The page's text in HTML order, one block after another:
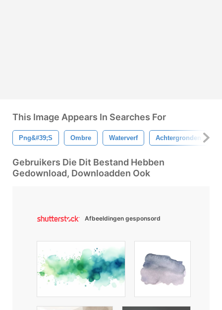
This Image Appears In Searches For
Png&#39;s Ombre Waterverf Achtergronden
Gebruikers Die Dit Bestand Hebben
Gedownload, Downloadden Ook
Afbeeldingen gesponsord